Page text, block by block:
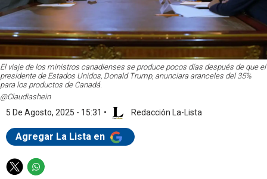
El viaje de los ministros canadienses se produce pocos días después de que el
presidente de Estados Unidos, Donald Trump, anunciara aranceles del 35%
para los productos de Canadá.
@Claudiashein
5 De Agosto, 2025 - 15:31 • Redacción La-Lista
Agregar La Lista en
T
W